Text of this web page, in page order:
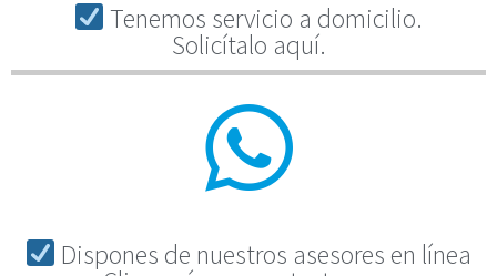
Tenemos servicio a domicilio.
Solicítalo aquí.
Dispones de nuestros asesores en línea